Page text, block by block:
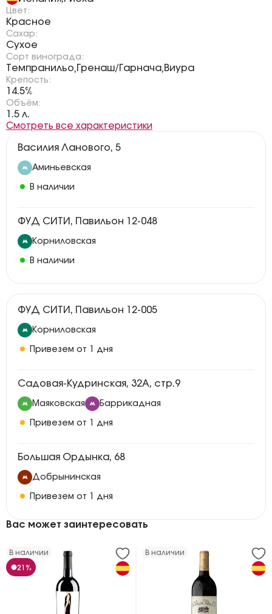
Цвет:
Красное
Сахар:
Сухое
Сорт винограда:
Темпранильо,Гренаш/Гарнача,Виура
Крепость:
14.5%
Объём:
1.5 л.
Смотреть все характеристики
Василия Ланового, 5
Аминьевская
В наличии
ФУД СИТИ, Павильон 12-048
Корниловская
В наличии
ФУД СИТИ, Павильон 12-005
Корниловская
Привезем от 1 дня
Садовая-Кудринская, 32А, стр.9
Маяковская Баррикадная
Привезем от 1 дня
Большая Ордынка, 68
Добрынинская
Привезем от 1 дня
Вас может заинтересовать
В наличии
21%
В наличии